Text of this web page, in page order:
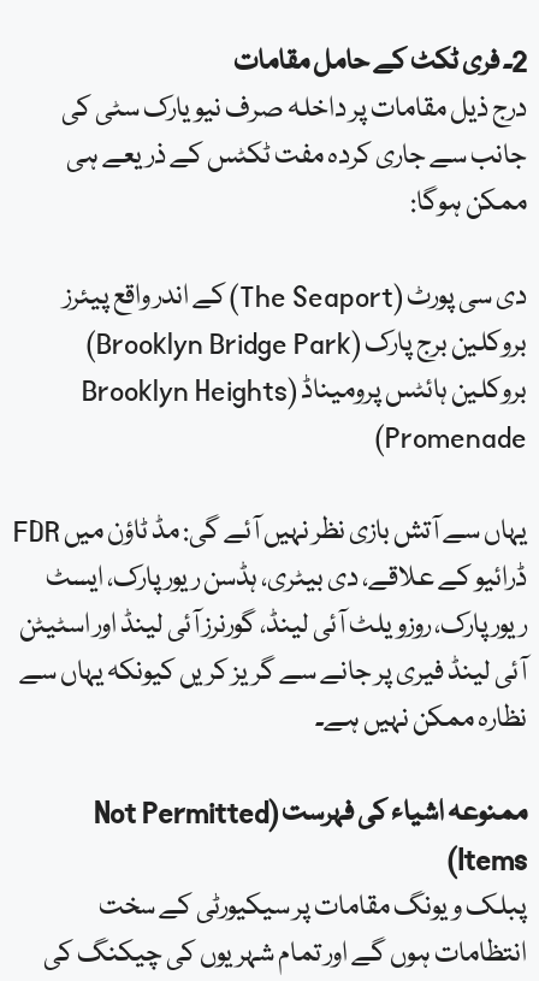
2۔ فری ٹکٹ کے حامل مقامات
درج ذیل مقامات پر داخلہ صرف نیویارک سٹی کی
جانب سے جاری کردہ مفت ٹکٹس کے ذریعے ہی
ممکن ہوگا:
دی سی پورٹ (The Seaport) کے اندر واقع پیئرز
بروکلین برج پارک (Brooklyn Bridge Park)
بروکلین ہائٹس پرومیناڈ (Brooklyn Heights
Promenade)
یہاں سے آتش بازی نظر نہیں آئے گی: مڈ ٹاؤن میں FDR
ڈرائیو کے علاقے، دی بیٹری، ہڈسن ریور پارک، ایسٹ
ریور پارک، روزویلٹ آئی لینڈ، گورنرز آئی لینڈ اور اسٹیٹن
آئی لینڈ فیری پر جانے سے گریز کریں کیونکہ یہاں سے
نظارہ ممکن نہیں ہے۔
ممنوعہ اشیاء کی فہرست (Not Permitted
Items)
پبلک ویونگ مقامات پر سیکیورٹی کے سخت
انتظامات ہوں گے اور تمام شہریوں کی چیکنگ کی